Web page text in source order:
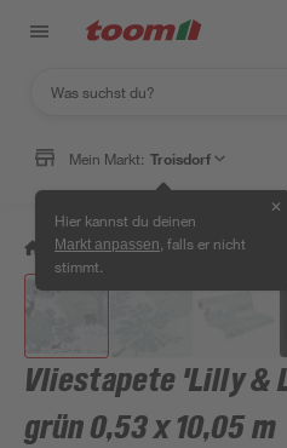
Mein Markt: Troisdorf
Hier kannst du deinen
Markt anpassen , falls er nicht
stimmt.
✕
/ Wohnen & Haushalt /
Vliestapete 'Lilly &
grün 0,53 x 10,05 m